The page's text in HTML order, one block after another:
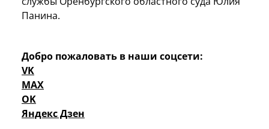
Панина.
Добро пожаловать в наши соцсети:
VK
MAX
OK
Яндекс Дзен